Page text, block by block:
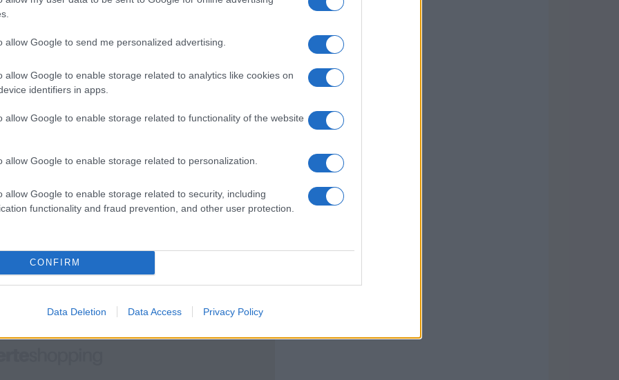
allow Google to send me personalized advertising.
allow Google to enable storage related to analytics like cookies on
identifiers in apps.
allow Google to enable storage related to functionality of the website
allow Google to enable storage related to personalization.
allow Google to enable storage related to security, including
functionality and fraud prevention, and other user protection.
CONFIRM
Data Deletion Data Access Privacy Policy
di Pinko, in passato, è stata quella di
che variavano di settimana in settimana.
categoria di clienti più adulta creando una
e abbandonano le collezioni brevi in favore
riconoscibile il brand.
spiccano le camicie, disponibili in vari
con palletes, ricami e trasparenze. Sono
comoda per l’inverno e per il freddo
Numerose anche le soluzioni per una
e camicie di jeans.